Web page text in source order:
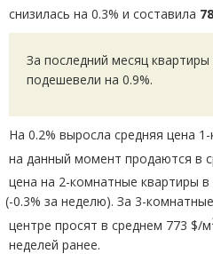
снизилась на 0.3% и составила
За последний месяц
подешевели на 0.9%.
На 0.2% выросла средняя цена
на данный момент продаются в
цена на 2-комнатные квартиры
(-0.3% за неделю). За 3-
центре просят в среднем 773 $/м
неделей ранее.